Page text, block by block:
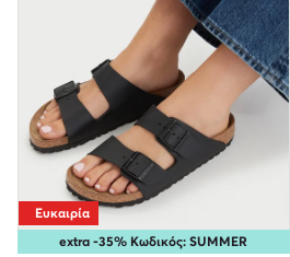
extra -35% Κωδικός: SUMMER
Ευκαιρία